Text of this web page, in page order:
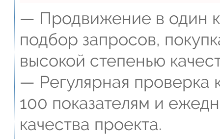
— Продвижение в один
подбор запросов,
высокой степенью
— Регулярная проверка
100 показателям и
качества проекта.